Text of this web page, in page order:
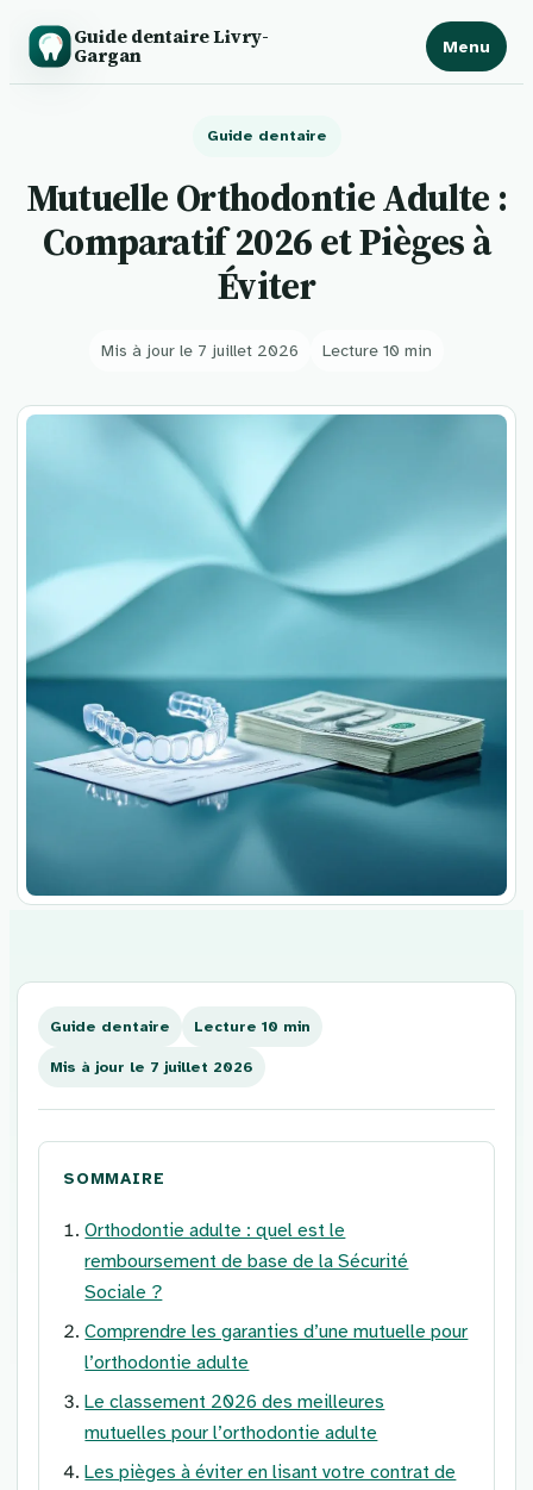
Guide dentaire Livry-
Gargan Menu
Guide dentaire
Mutuelle Orthodontie Adulte :
Comparatif 2026 et Pièges à
Éviter
Mis à jour le 7 juillet 2026 Lecture 10 min
contenu
Guide dentaire Lecture 10 min
Mis à jour le 7 juillet 2026
SOMMAIRE
Orthodontie adulte : quel est le
remboursement de base de la Sécurité
Sociale ?
Comprendre les garanties d’une mutuelle pour
l’orthodontie adulte
Le classement 2026 des meilleures
mutuelles pour l’orthodontie adulte
Les pièges à éviter en lisant votre contrat de